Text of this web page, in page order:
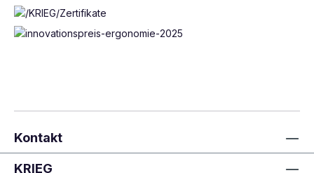
Kontakt
KRIEG